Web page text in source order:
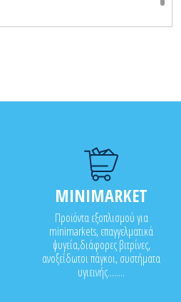
MINIMARKET
Προϊόντα εξοπλισμού για
minimarkets, επαγγελματικά
ψυγεία,διάφορες βιτρίνες,
ανοξείδωτοι πάγκοι, συστήματα
υγιεινής........